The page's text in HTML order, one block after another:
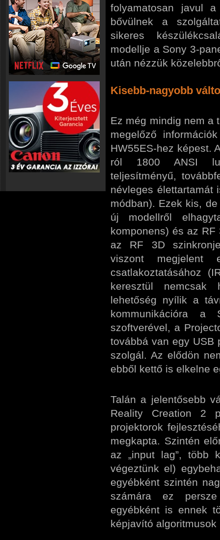
folyamatosan javul
bővülnek a
sikeres
modellje a Sony 3-
után nézzük
Kisebb-nagyobb
Ez még mindig nem a
megelőző
HW55ES-hez képest.
ról 1800 ANSI
teljesítményű,
névleges élettartamát
módban). Ezek kis,
új modellről
komponens) és az
az RF 3D
viszont
csatlakoztatásához
keresztül nemcsak
lehetőség nyílik a
kommunikációra a
szoftverével, a
továbbá van egy USB
szolgál. Az elődön
ebből kettő is elkelne
Talán a jelentősebb
Reality Creation 2
projektorok
megkapta. Szintén
az „input lag”, több
végeztünk el)
egyébként szintén
számára ez
egyébként is ennek
képjavító